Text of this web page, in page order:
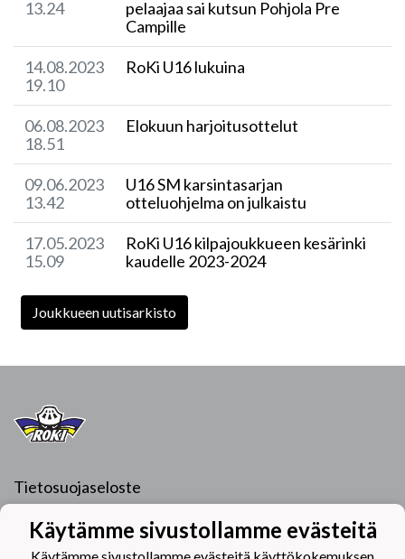
13.24
pelaajaa sai kutsun Pohjola Pre
Campille
14.08.2023
19.10
RoKi U16 lukuina
06.08.2023
18.51
Elokuun harjoitusottelut
09.06.2023
13.42
U16 SM karsintasarjan
otteluohjelma on julkaistu
17.05.2023
15.09
RoKi U16 kilpajoukkueen kesärinki
kaudelle 2023-2024
Joukkueen uutisarkisto
Tietosuojaseloste
Hiihtomajantie 6
96400 Rovaniemi
Käytämme sivustollamme evästeitä
Käytämme sivustollamme evästeitä käyttökokemuksen